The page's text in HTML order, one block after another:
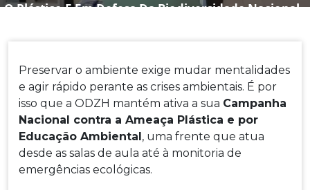
O Plástico E Em Defesa Da Biodiversidade Nacional
Preservar o ambiente exige mudar mentalidades
e agir rápido perante as crises ambientais. É por
isso que a ODZH mantém ativa a sua Campanha
Nacional contra a Ameaça Plástica e por
Educação Ambiental, uma frente que atua
desde as salas de aula até à monitoria de
emergências ecológicas.